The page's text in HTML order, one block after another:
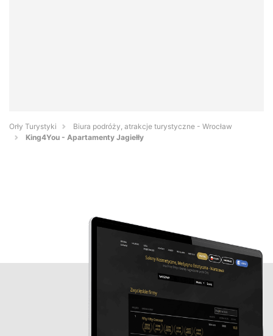
Orły Turystyki
Biura podróży, atrakcje turystyczne - Wrocław
King4You - Apartamenty Jagiełły